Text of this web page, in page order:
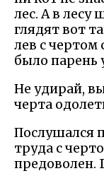
лес. А в
глядят вот
лев с чертом
было парень
Не удирай,
черта
Послушался
труда с
предоволен.